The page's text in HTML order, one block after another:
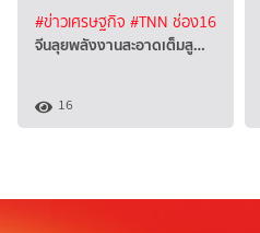
#ข่าวเศรษฐกิจ #TNN ช่อง16
จีนลุยพลังงานสะอาดเต็มสู…
16